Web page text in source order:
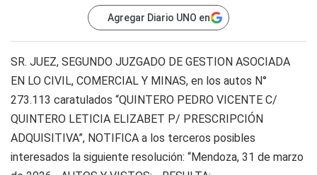
Agregar Diario UNO en
SR. JUEZ, SEGUNDO JUZGADO DE GESTION ASOCIADA
EN LO CIVIL, COMERCIAL Y MINAS, en los autos N°
273.113 caratulados “QUINTERO PEDRO VICENTE C/
QUINTERO LETICIA ELIZABET P/ PRESCRIPCIÓN
ADQUISITIVA”, NOTIFICA a los terceros posibles
interesados la siguiente resolución: “Mendoza, 31 de marzo